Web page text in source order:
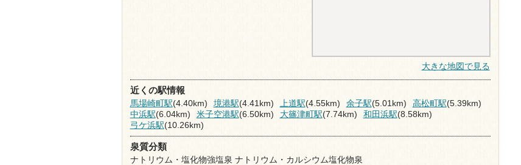
大きな地図で見る
近くの駅情報
馬場崎町駅(4.40km) 境港駅(4.41km) 上道駅(4.55km) 余子駅(5.01km) 高松町駅(5.39km)
中浜駅(6.04km) 米子空港駅(6.50km) 大篠津町駅(7.74km) 和田浜駅(8.58km)
弓ケ浜駅(10.26km)
泉質分類
ナトリウム・塩化物強塩泉 ナトリウム・カルシウム塩化物泉